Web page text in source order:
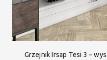
Grzejnik Irsap Tesi 3 –